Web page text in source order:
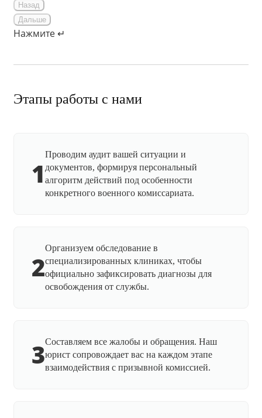
Назад
Дальше
Нажмите ↵
Этапы работы с нами
1
Проводим аудит вашей ситуации и
документов, формируя персональный
алгоритм действий под особенности
конкретного военного комиссариата.
2
Организуем обследование в
специализированных клиниках, чтобы
официально зафиксировать диагнозы для
освобождения от службы.
3Составляем все жалобы и обращения. Наш
юрист сопровождает вас на каждом этапе
взаимодействия с призывной комиссией.